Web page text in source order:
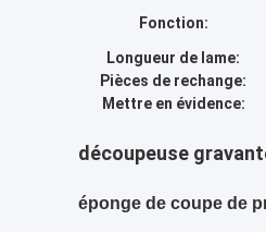
Fonction:
Longueur de lame:
Pièces de rechange:
Mettre en évidence:
découpeuse
éponge de coupe de